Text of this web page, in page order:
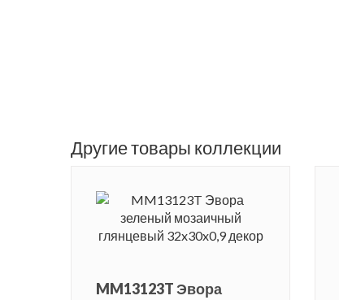
Другие товары коллекции
MM13123T Эвора